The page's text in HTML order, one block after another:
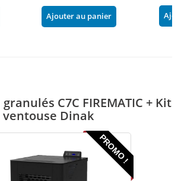
Ajouter au panier
granulés C7C FIREMATIC + Kit
ventouse Dinak
PROMO !